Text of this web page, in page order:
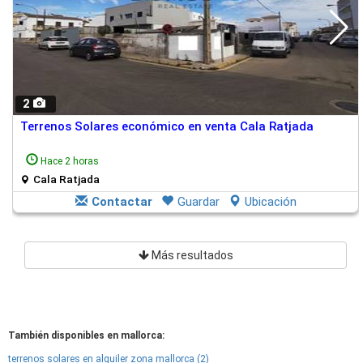
2
Terrenos Solares económico en venta Cala Ratjada
Hace 2 horas
Cala Ratjada
Contactar Guardar Ubicación
Más resultados
También disponibles en mallorca:
terrenos solares en alquiler zona mallorca (2)